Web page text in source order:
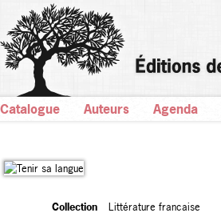
Catalogue Auteurs Agenda
Collection
Littérature francaise